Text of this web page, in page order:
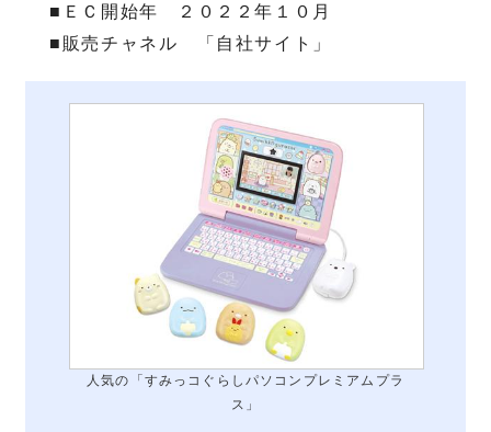
■ＥＣ開始年 ２０２２年１０月
■販売チャネル 「自社サイト」
人気の「すみっコぐらしパソコンプレミアムプラ
ス」